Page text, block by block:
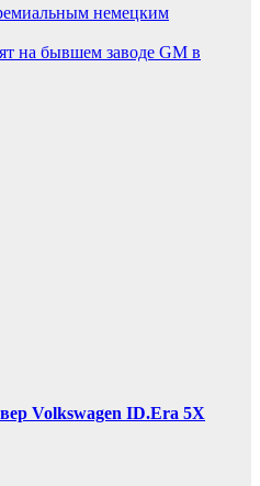
немецким
на бывшем заводе GM в
Volkswagen ID.Era 5X